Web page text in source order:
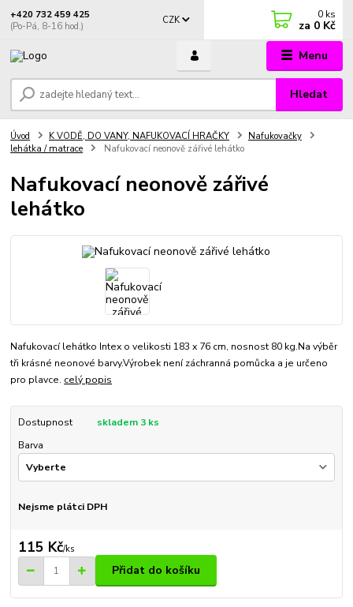
Menu
CZK
Hledat
+420 732 459 425
(Po-Pá, 8-16 hod.)
0 ks
za 0 Kč
Úvod K VODĚ, DO VANY, NAFUKOVACÍ HRAČKY
Nafukovačky
lehátka / matrace
Nafukovací neonově zářivé lehátko
Nafukovací neonově zářivé
lehátko
Nafukovací lehátko Intex o velikosti 183 x 76 cm, nosnost 80 kg.Na výběr
tři krásné neonové barvy.Výrobek není záchranná pomůcka a je určeno
pro plavce. celý popis
Dostupnost
skladem 3 ks
Barva
Nejsme plátci DPH
115 Kč/ks
Přidat do košíku